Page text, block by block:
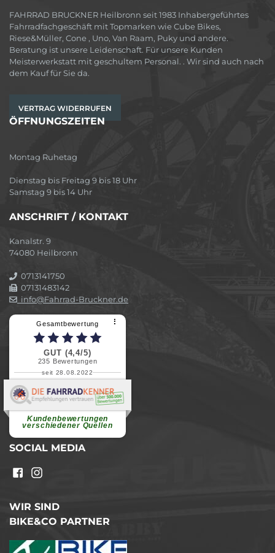
FAHRRAD BRUCKNER Heilbronn seit 1983 Inhabergeführtes
Fahrradfachgeschäft mit Topmarken wie Cube Bikes,
Riese&Müller, Cone , Uno, Van Raam, Puky und andere.
Beratung ist unsere Leidenschaft. Für unsere Kunden
Meisterwerkstatt mit geschultem Personal. . Wir sind auch nach
dem Kauf für Sie da.
VERTRAG WIDERRUFEN
ÖFFNUNGSZEITEN
Montag Ruhetag
Dienstag bis Freitag 9 bis 18 Uhr
Samstag 9 bis 14 Uhr
ANSCHRIFT / KONTAKT
Kanalstr. 9
74080 Heilbronn
0713141750
07131483142
info@Fahrrad-Bruckner.de
Gesamtbewertung ⠇
GUT (4,4/5)
235 Bewertungen
seit 28.08.2022
Kundenbewertungen
verschiedener Quellen
Elvira B.
Superschnelle und freundliche
weiterlesen
SOCIAL MEDIA
WIR SIND
BIKE&CO PARTNER